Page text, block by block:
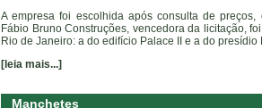
A empresa foi escolhida após consulta de
Fábio Bruno Construções, vencedora da licitação,
Rio de Janeiro: a do edifício Palace II e a do presídio
[leia mais...]
Manchetes